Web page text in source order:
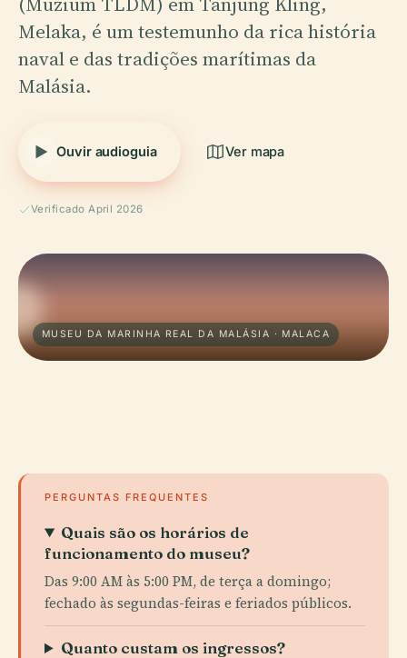
Melaka, é um testemunho da rica história
naval e das tradições marítimas da
Malásia.
Ouvir audioguia Ver mapa
Verificado April 2026
MUSEU DA MARINHA REAL DA MALÁSIA · MALACA
PERGUNTAS FREQUENTES
Quais são os horários de
funcionamento do museu?
Das 9:00 AM às 5:00 PM, de terça a domingo;
fechado às segundas-feiras e feriados públicos.
Quanto custam os ingressos?